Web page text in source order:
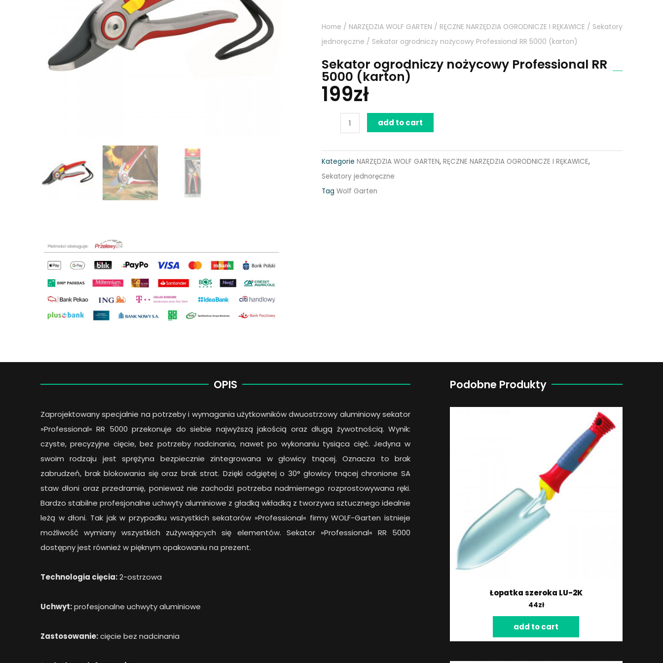
Home / NARZĘDZIA WOLF GARTEN / RĘCZNE NARZĘDZIA OGRODNICZE I RĘKAWICE / Sekatory
jednoręczne / Sekator ogrodniczy nożycowy Professional RR 5000 (karton)
Sekator ogrodniczy nożycowy Professional RR
5000 (karton)
199zł
Sekator
ogrodniczy
nożycowy
Professional
RR
5000
add to cart
Kategorie NARZĘDZIA WOLF GARTEN, RĘCZNE NARZĘDZIA OGRODNICZE I RĘKAWICE,
Sekatory jednoręczne
Tag Wolf Garten
OPIS
Zaprojektowany specjalnie na potrzeby i wymagania użytkowników dwuostrzowy aluminiowy sekator
»Professional« RR 5000 przekonuje do siebie najwyższą jakością oraz długą żywotnością. Wynik:
czyste, precyzyjne cięcie, bez potrzeby nadcinania, nawet po wykonaniu tysiąca cięć. Jedyna w
swoim rodzaju jest sprężyna bezpiecznie zintegrowana w głowicy tnącej. Oznacza to brak
zabrudzeń, brak blokowania się oraz brak strat. Dzięki odgiętej o 30° głowicy tnącej chronione SA
staw dłoni oraz przedramię, ponieważ nie zachodzi potrzeba nadmiernego rozprostowywana ręki.
Bardzo stabilne profesjonalne uchwyty aluminiowe z gładką wkładką z tworzywa sztucznego idealnie
leżą w dłoni. Tak jak w przypadku wszystkich sekatorów »Professional« firmy WOLF-Garten istnieje
możliwość wymiany wszystkich zużywających się elementów. Sekator »Professional« RR 5000
dostępny jest również w pięknym opakowaniu na prezent.
Technologia cięcia:2-ostrzowa
Uchwyt:profesjonalne uchwyty aluminiowe
Zastosowanie:cięcie bez nadcinania
Podobne Produkty
Łopatka szeroka LU-2K
44zł
add to cart